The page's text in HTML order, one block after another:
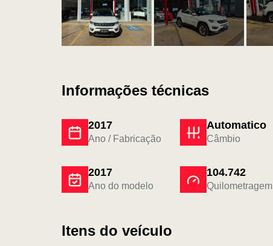
Informações técnicas
2017
Ano / Fabricação
Automatico
Câmbio
2017
Ano do modelo
104.742
Quilometragem
Itens do veículo